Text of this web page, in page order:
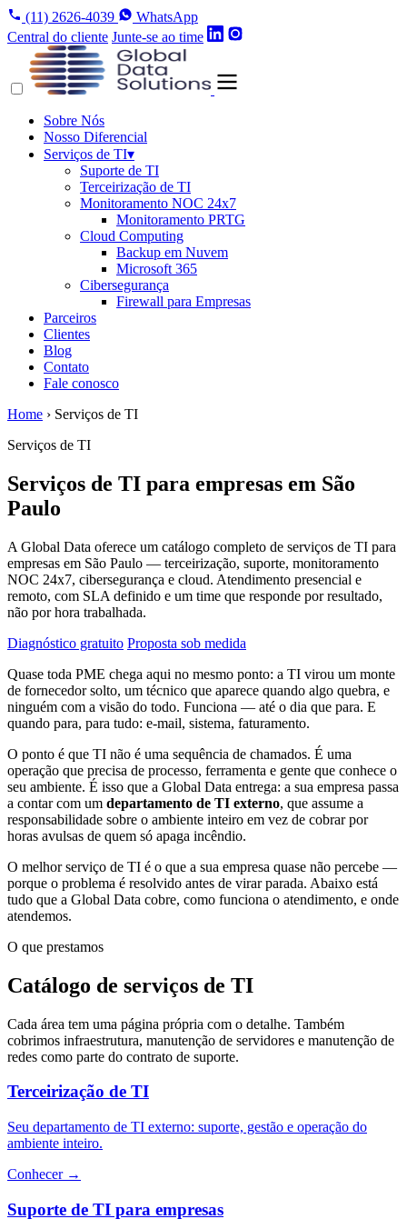
(11) 2626-4039
WhatsApp
Central do cliente Junte-se ao time
Sobre Nós
Nosso Diferencial
Serviços de TI▾
Suporte de TI
Terceirização de TI
Monitoramento NOC 24x7
Monitoramento PRTG
Cloud Computing
Backup em Nuvem
Microsoft 365
Cibersegurança
Firewall para Empresas
Parceiros
Clientes
Blog
Contato
Fale conosco
Home › Serviços de TI
Serviços de TI
Serviços de TI para empresas em São
Paulo
A Global Data oferece um catálogo completo de serviços de TI para
empresas em São Paulo — terceirização, suporte, monitoramento
NOC 24x7, cibersegurança e cloud. Atendimento presencial e
remoto, com SLA definido e um time que responde por resultado,
não por hora trabalhada.
Diagnóstico gratuito Proposta sob medida
Quase toda PME chega aqui no mesmo ponto: a TI virou um monte
de fornecedor solto, um técnico que aparece quando algo quebra, e
ninguém com a visão do todo. Funciona — até o dia que para. E
quando para, para tudo: e-mail, sistema, faturamento.
O ponto é que TI não é uma sequência de chamados. É uma
operação que precisa de processo, ferramenta e gente que conhece o
seu ambiente. É isso que a Global Data entrega: a sua empresa passa
a contar com um departamento de TI externo, que assume a
responsabilidade sobre o ambiente inteiro em vez de cobrar por
horas avulsas de quem só apaga incêndio.
O melhor serviço de TI é o que a sua empresa quase não percebe —
porque o problema é resolvido antes de virar parada. Abaixo está
tudo que a Global Data cobre, como funciona o atendimento, e onde
atendemos.
O que prestamos
Catálogo de serviços de TI
Cada área tem uma página própria com o detalhe. Também
cobrimos infraestrutura, manutenção de servidores e manutenção de
redes como parte do contrato de suporte.
Terceirização de TI
Seu departamento de TI externo: suporte, gestão e operação do
ambiente inteiro.
Conhecer →
Suporte de TI para empresas